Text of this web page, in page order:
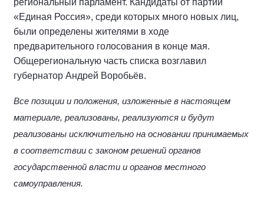
региональный парламент. Кандидаты от партии
«Единая Россия», среди которых много новых лиц,
были определены жителями в ходе
предварительного голосования в конце мая.
Общерегиональную часть списка возглавил
губернатор Андрей Воробьёв.
Все позиции и положения, изложенные в настоящем
материале, реализованы, реализуются и будут
реализованы исключительно на основании принимаемых
в соответствии с законом решений органов
государственной власти и органов местного
самоуправления.